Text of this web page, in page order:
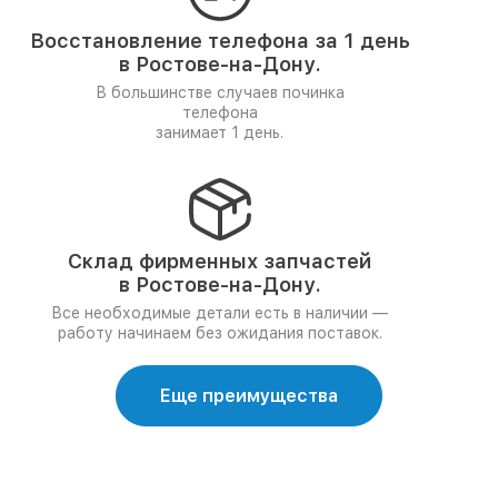
Восстановление телефона за 1 день
в Ростове-на-Дону.
В большинстве случаев починка
телефона
занимает 1 день.
Склад фирменных запчастей
в Ростове-на-Дону.
Все необходимые детали есть в наличии —
работу начинаем без ожидания поставок.
Еще преимущества